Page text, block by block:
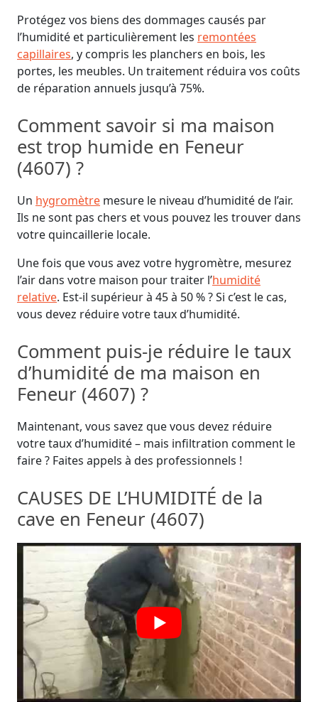
Protégez vos biens des dommages causés par
l’humidité et particulièrement les remontées
capillaires, y compris les planchers en bois, les
portes, les meubles. Un traitement réduira vos coûts
de réparation annuels jusqu’à 75%.
Comment savoir si ma maison
est trop humide en Feneur
(4607) ?
Un hygromètre mesure le niveau d’humidité de l’air.
Ils ne sont pas chers et vous pouvez les trouver dans
votre quincaillerie locale.
Une fois que vous avez votre hygromètre, mesurez
l’air dans votre maison pour traiter l’humidité
relative. Est-il supérieur à 45 à 50 % ? Si c’est le cas,
vous devez réduire votre taux d’humidité.
Comment puis-je réduire le taux
d’humidité de ma maison en
Feneur (4607) ?
Maintenant, vous savez que vous devez réduire
votre taux d’humidité – mais infiltration comment le
faire ? Faites appels à des professionnels !
CAUSES DE L’HUMIDITÉ de la
cave en Feneur (4607)